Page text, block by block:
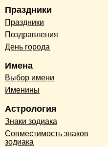
Праздники
Праздники
Поздравления
День города
Имена
Выбор имени
Именины
Астрология
Знаки зодиака
Совместимость знаков
зодиака